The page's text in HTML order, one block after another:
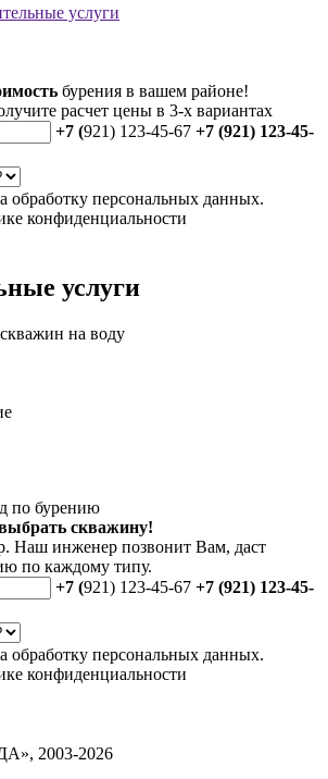
услуги
бурения в вашем районе!
расчет цены в 3-х вариантах
+7 (921) 123-45-67 +7 (921) 123-45-
обработку персональных данных.
конфиденциальности
услуги
на воду
по бурению
скважину!
Наш инженер позвонит Вам, даст
по каждому типу.
+7 (921) 123-45-67 +7 (921) 123-45-
обработку персональных данных.
конфиденциальности
, 2003-2026